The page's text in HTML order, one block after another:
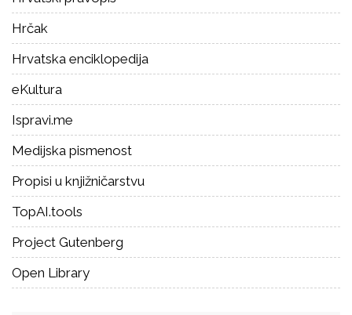
Hrčak
Hrvatska enciklopedija
eKultura
Ispravi.me
Medijska pismenost
Propisi u knjižničarstvu
TopAI.tools
Project Gutenberg
Open Library